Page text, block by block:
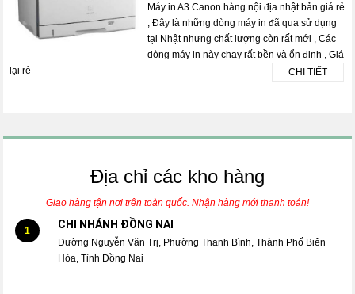
Máy in A3 Canon hàng nội địa nhật bản giá rẻ
, Đây là những dòng máy in đã qua sử dụng
tại Nhật nhưng chất lượng còn rất mới , Các
dòng máy in này chạy rất bền và ổn định , Giá
lại rẻ
CHI TIẾT
Địa chỉ các kho hàng
Giao hàng tận nơi trên toàn quốc. Nhận hàng mới thanh toán!
1 CHI NHÁNH ĐỒNG NAI
Đường Nguyễn Văn Trị, Phường Thanh Bình, Thành Phố Biên
Hòa, Tỉnh Đồng Nai